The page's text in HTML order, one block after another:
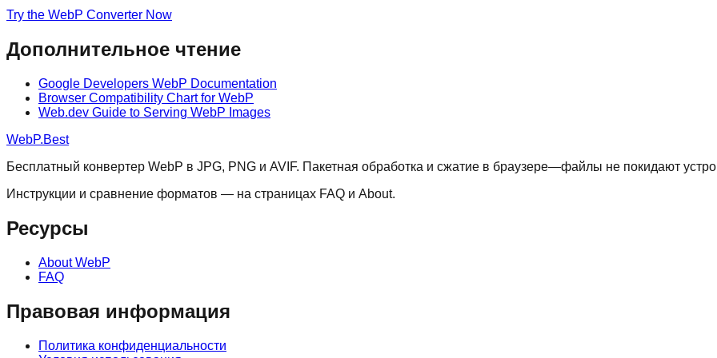
Try the WebP Converter Now
Дополнительное чтение
Google Developers WebP Documentation
Browser Compatibility Chart for WebP
Web.dev Guide to Serving WebP Images
WebP.Best
Бесплатный конвертер WebP в JPG, PNG и AVIF. Пакетная обработка и сжатие в браузере—файлы не покидают
Инструкции и сравнение форматов — на страницах FAQ и About.
Ресурсы
About WebP
FAQ
Правовая информация
Политика конфиденциальности